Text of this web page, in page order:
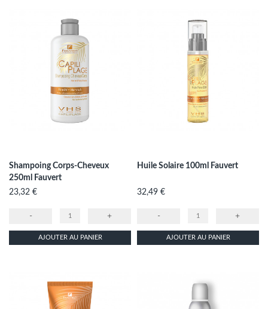
Shampoing Corps-Cheveux
250ml Fauvert
Prix
23,32 €
- +
AJOUTER AU PANIER
Huile Solaire 100ml Fauvert
Prix
32,49 €
- +
AJOUTER AU PANIER